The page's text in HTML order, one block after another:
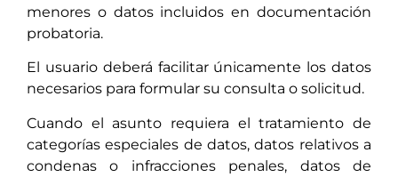
menores o datos incluidos en documentación
probatoria.
El usuario deberá facilitar únicamente los datos
necesarios para formular su consulta o solicitud.
Cuando el asunto requiera el tratamiento de
categorías especiales de datos, datos relativos a
condenas o infracciones penales, datos de